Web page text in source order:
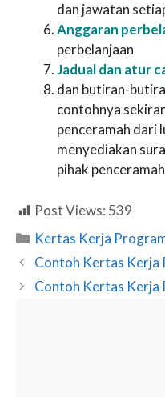
dan jawatan
Anggaran
perbelanjaan
Jadual dan atur
dan butiran-
contohnya
penceramah dari
menyediakan
pihak
Post Views: 539
Categories
Kertas Kerja
Contoh Kertas Kerja
Contoh Kertas Kerja